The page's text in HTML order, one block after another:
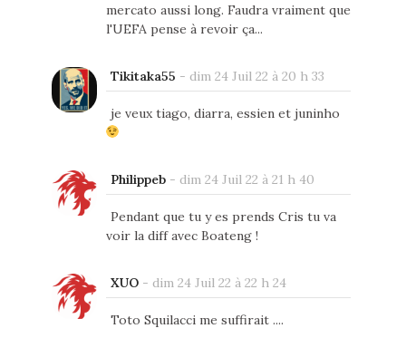
mercato aussi long. Faudra vraiment que
l'UEFA pense à revoir ça...
Tikitaka55 - dim 24 Juil 22 à 20 h 33
je veux tiago, diarra, essien et juninho
Philippeb- dim 24 Juil 22 à 21 h 40
Pendant que tu y es prends Cris tu va
voir la diff avec Boateng !
XUO- dim 24 Juil 22 à 22 h 24
Toto Squilacci me suffirait ....